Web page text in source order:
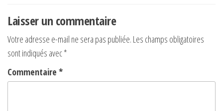
l’article
Laisser un commentaire
Votre adresse e-mail ne sera pas publiée. Les champs obligatoires
sont indiqués avec*
Commentaire *